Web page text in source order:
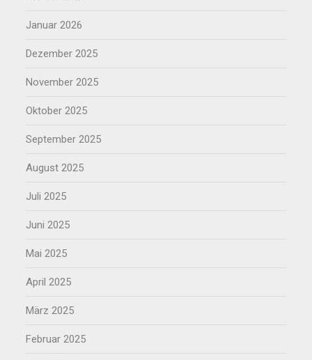
Januar 2026
Dezember 2025
November 2025
Oktober 2025
September 2025
August 2025
Juli 2025
Juni 2025
Mai 2025
April 2025
März 2025
Februar 2025